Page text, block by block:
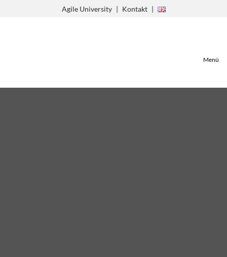
Agile University Kontakt
Menü